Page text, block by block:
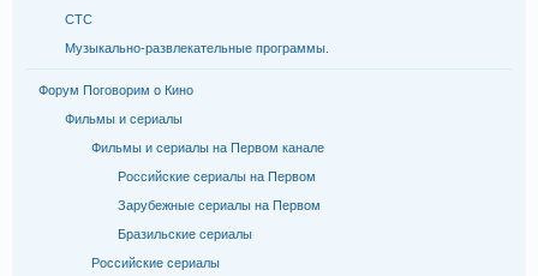
СТС
Музыкально-развлекательные программы.
Форум Поговорим о Кино
Фильмы и сериалы
Фильмы и сериалы на Первом канале
Российские сериалы на Первом
Зарубежные сериалы на Первом
Бразильские сериалы
Российские сериалы